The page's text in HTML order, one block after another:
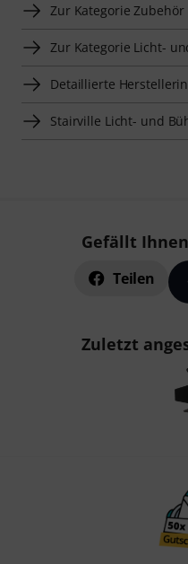
Zur Kategorie
Zur Kategorie Licht-
Detaillierte
Stairville Licht- und
Gefällt
Teilen
Zuletzt